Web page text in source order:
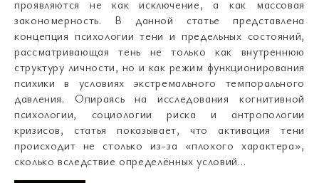
проявляются не как исключение, а как массовая
закономерность. В данной статье представлена
концепция психологии тени и предельных состояний,
рассматривающая тень не только как внутреннюю
структуру личности, но и как режим функционирования
психики в условиях экстремального темпорального
давления. Опираясь на исследования когнитивной
психологии, социологии риска и антропологии
кризисов, статья показывает, что активация тени
происходит не столько из-за «плохого характера»,
сколько вследствие определённых условий…